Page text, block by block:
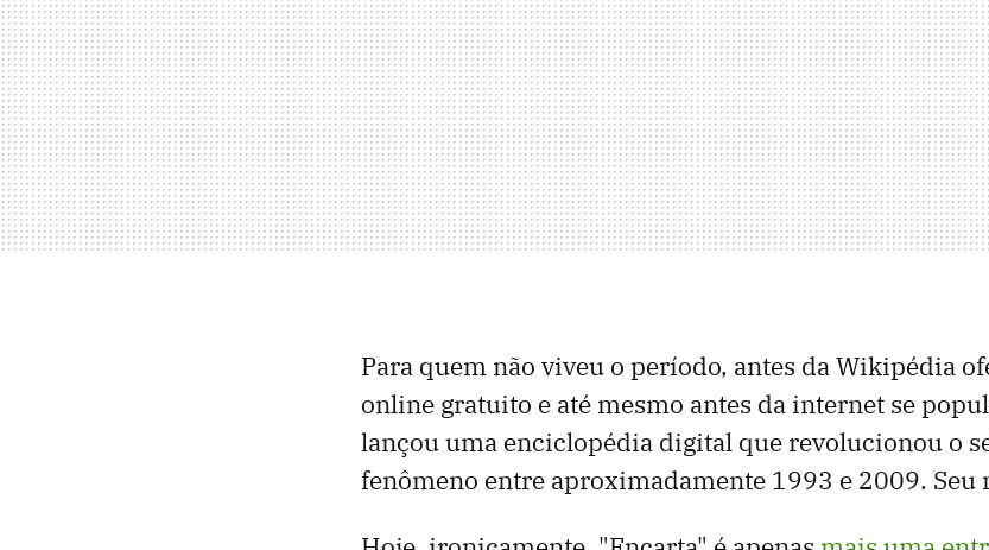
Para quem não viveu o período, antes da Wikipédia
online gratuito e até mesmo antes da internet se
lançou uma enciclopédia digital que revolucionou o
fenômeno entre aproximadamente 1993 e 2009. Seu